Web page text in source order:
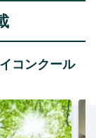
コンクール